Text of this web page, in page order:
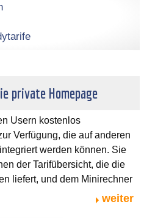
private Homepage
Usern kostenlos
Verfügung, die auf anderen
werden können. Sie
der Tarifübersicht, die die
liefert, und dem Minirechner
weiter